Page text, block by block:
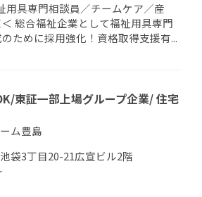
用具専門相談員／チームケア／産
総合福祉企業として福祉用具専門
ために採用強化！資格取得支援有...
東証一部上場グループ企業/ 住宅
ム豊島
袋3丁目20-21広宣ビル2階